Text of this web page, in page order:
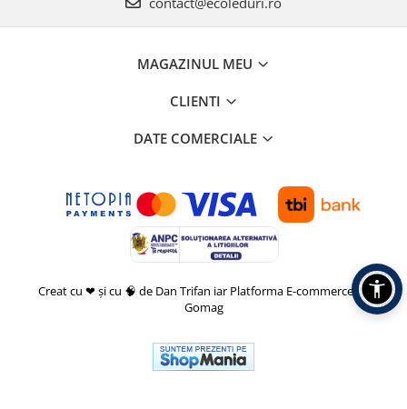
MAGAZINUL MEU
CLIENTI
DATE COMERCIALE
Creat cu ❤ și cu 🧠 de Dan Trifan iar Platforma E-commerce by
Gomag